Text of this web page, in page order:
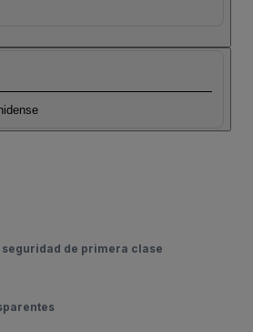
seguridad de primera clase